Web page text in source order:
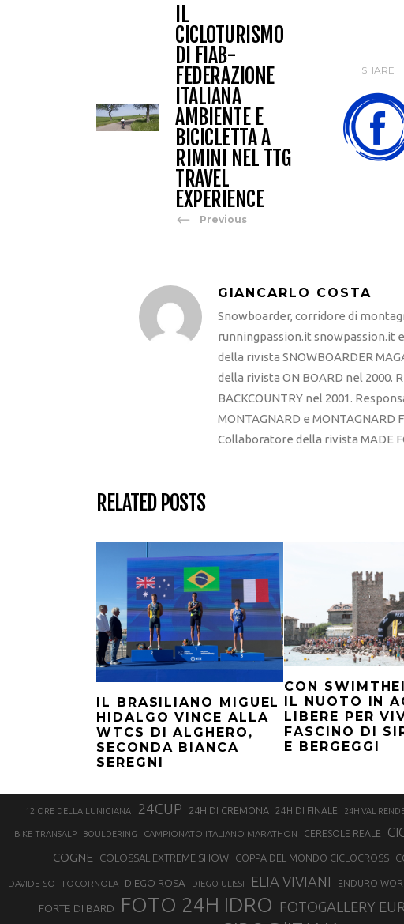
IL
CICLOTURISMO
DI FIAB-
FEDERAZIONE
ITALIANA
AMBIENTE E
BICICLETTA A
RIMINI NEL TTG
TRAVEL
EXPERIENCE
Previous
SHARE
GIANCARLO COSTA
Snowboarder, corridore di
runningpassion.it snowpassion.it
della rivista SNOWBOARDER
della rivista ON BOARD nel 2000.
BACKCOUNTRY nel 2001.
MONTAGNARD e MONTAGNARD
Collaboratore della rivista MADE
RELATED POSTS
IL BRASILIANO MIGUEL
HIDALGO VINCE ALLA
WTCS DI ALGHERO,
SECONDA BIANCA
SEREGNI
CON
IL NUOTO IN
LIBERE PER
FASCINO DI
E BERGEGGI
12 ORE DELLA LUNIGIANA 24CUP 24H DI CREMONA 24H DI FINALE 24H VAL
BIKE TRANSALP BOULDERING CAMPIONATO ITALIANO MARATHON CERESOLE REALE
COGNE COLOSSAL EXTREME SHOW COPPA DEL MONDO CICLOCROSS
DAVIDE SOTTOCORNOLA DIEGO ROSA DIEGO ULISSI ELIA VIVIANI ENDURO
FORTE DI BARD FOTO 24H IDRO FOTOGALLERY